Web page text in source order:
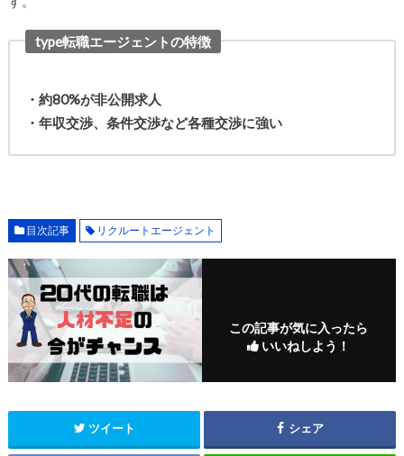
type転職エージェントの特徴
・約80%が非公開求人
・年収交渉、条件交渉など各種交渉に強い
目次記事 リクルートエージェント
この記事が気に入ったら
いいねしよう！
ツイート シェア